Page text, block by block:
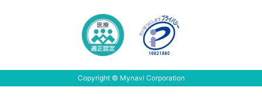
Copyright © Mynavi Corporation